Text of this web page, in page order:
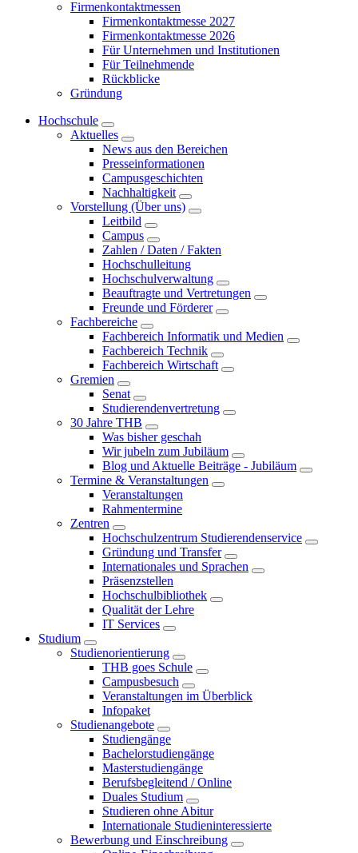
Firmenkontaktmessen
Firmenkontaktmesse 2027
Firmenkontaktmesse 2026
Für Unternehmen und Institutionen
Für Teilnehmende
Rückblicke
Gründung
Hochschule
Aktuelles
News aus den Bereichen
Presseinformationen
Campusgeschichten
Nachhaltigkeit
Vorstellung (Über uns)
Leitbild
Campus
Zahlen / Daten / Fakten
Hochschulleitung
Hochschulverwaltung
Beauftragte und Vertretungen
Freunde und Förderer
Fachbereiche
Fachbereich Informatik und Medien
Fachbereich Technik
Fachbereich Wirtschaft
Gremien
Senat
Studierendenvertretung
30 Jahre THB
Was bisher geschah
Wir jubeln zum Jubiläum
Blog und Aktuelle Beiträge - Jubiläum
Termine & Veranstaltungen
Veranstaltungen
Rahmentermine
Zentren
Hochschulzentrum Studierendenservice
Gründung und Transfer
Internationales und Sprachen
Präsenzstellen
Hochschulbibliothek
Qualität der Lehre
IT Services
Studium
Studienorientierung
THB goes Schule
Campusbesuch
Veranstaltungen im Überblick
Infopaket
Studienangebote
Studiengänge
Bachelorstudiengänge
Masterstudiengänge
Berufsbegleitend / Online
Duales Studium
Studieren ohne Abitur
Internationale Studieninteressierte
Bewerbung und Einschreibung